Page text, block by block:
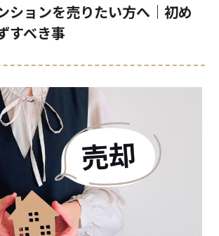
ションを売りたい方へ｜初め
すべき事